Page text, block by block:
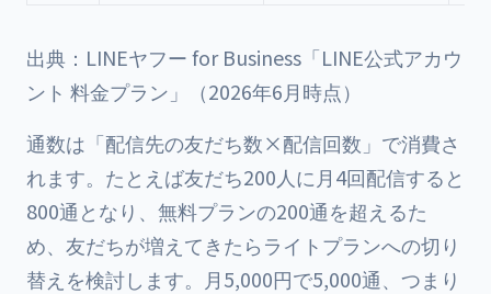
出典：LINEヤフー for Business「LINE公式アカウ
ント 料金プラン」（2026年6月時点）
通数は「配信先の友だち数×配信回数」で消費さ
れます。たとえば友だち200人に月4回配信すると
800通となり、無料プランの200通を超えるた
め、友だちが増えてきたらライトプランへの切り
替えを検討します。月5,000円で5,000通、つまり